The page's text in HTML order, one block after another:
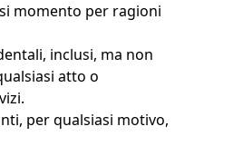
momento per ragioni
inclusi, ma non
atto o
per qualsiasi motivo,